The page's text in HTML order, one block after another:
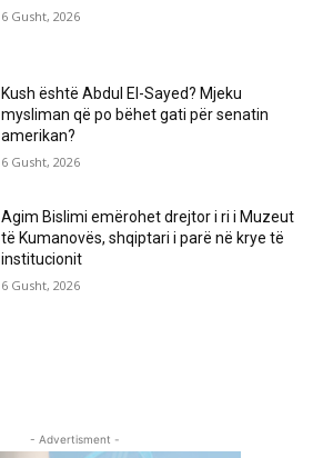
6 Gusht, 2026
Kush është Abdul El-Sayed? Mjeku
mysliman që po bëhet gati për senatin
amerikan?
6 Gusht, 2026
Agim Bislimi emërohet drejtor i ri i Muzeut
të Kumanovës, shqiptari i parë në krye të
institucionit
6 Gusht, 2026
- Advertisment -